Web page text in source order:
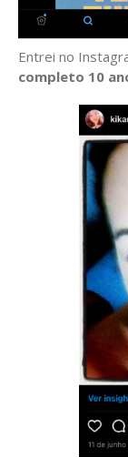
Entrei no
completo 10